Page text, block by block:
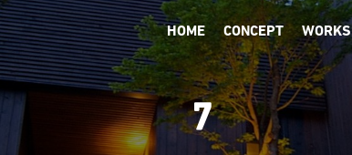
HOME CONCEPT WORKS
7